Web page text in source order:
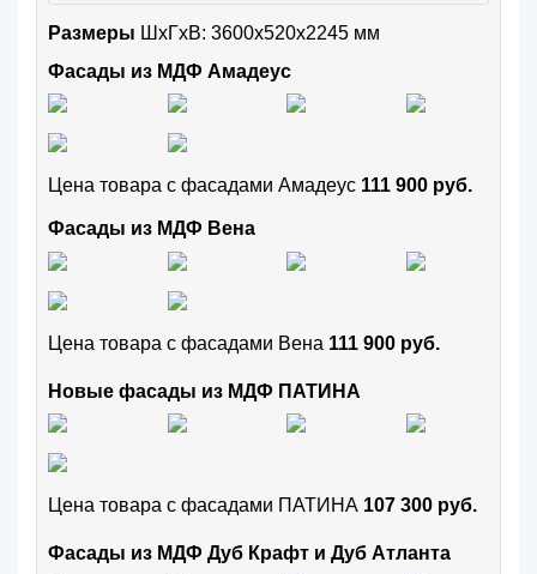
Размеры ШxГхВ: 3600x520x2245 мм
Фасады из МДФ Амадеус
Цена товара с фасадами Амадеус 111 900 руб.
Фасады из МДФ Вена
Цена товара с фасадами Вена 111 900 руб.
Новые фасады из МДФ ПАТИНА
Цена товара с фасадами ПАТИНА 107 300 руб.
Фасады из МДФ Дуб Крафт и Дуб Атланта